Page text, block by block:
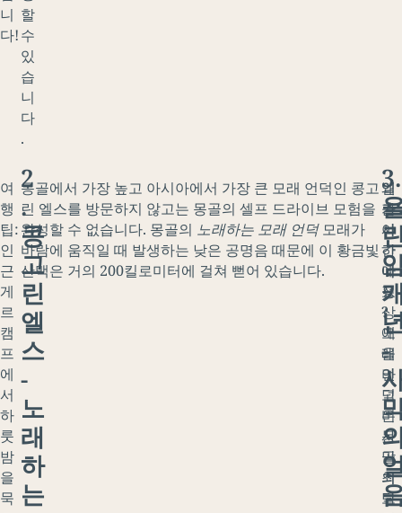
니
다!
할
수
있
습
니
다
.
여
행
팁:
인
근
게
르
캠
프
에
서
하
룻
밤
을
묵
2
.
콩
고
린
엘
스
-
노
래
하
는
몽골에서 가장 높고 아시아에서 가장 큰 모래 언덕인 콩고
린 엘스를 방문하지 않고는 몽골의 셀프 드라이브 모험을
완성할 수 없습니다. 몽골의 노래하는 모래 언덕모래가
바람에 움직일 때 발생하는 낮은 공명음 때문에 이 황금빛
산맥은 거의 200킬로미터에 걸쳐 뻗어 있습니다.
일
출
시
간
에
정
상
에
올
라
고
비
사
막
의
탁
왜
가
야
하
나
요
?
모
래
언
덕
은
몽
골
최
고
3.
-